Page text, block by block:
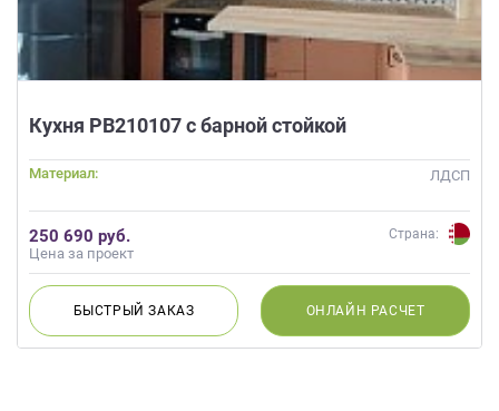
Кухня РВ210107 с барной стойкой
Материал: ЛДСП
250 690 руб.
Цена за проект
Страна:
БЫСТРЫЙЗАКАЗ ОНЛАЙН РАСЧЕТ